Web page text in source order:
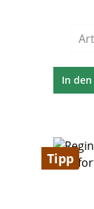
In
Tipp